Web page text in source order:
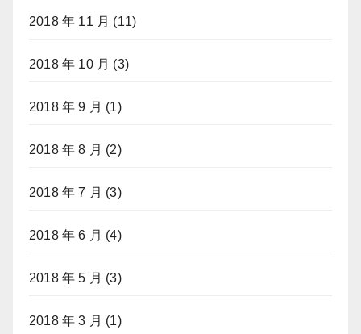
2018 年 11 月 (11)
2018 年 10 月 (3)
2018 年 9 月 (1)
2018 年 8 月 (2)
2018 年 7 月 (3)
2018 年 6 月 (4)
2018 年 5 月 (3)
2018 年 3 月 (1)